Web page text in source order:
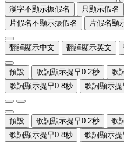
漢字不顯示振假名
只顯示假名
片假名不顯示振假名
片假名顯
翻譯顯示中文 翻譯顯示英文
預設 歌詞顯示提早0.2秒 歌
歌詞顯示提早0.8秒
歌詞顯示
預設 歌詞顯示提早0.2秒 歌
歌詞顯示提早0.8秒
歌詞顯示